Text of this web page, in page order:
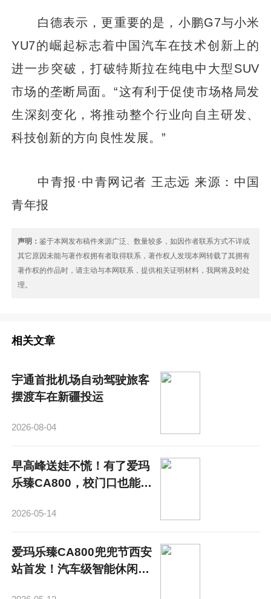
白德表示，更重要的是，小鹏G7与小米
YU7的崛起标志着中国汽车在技术创新上的
进一步突破，打破特斯拉在纯电中大型SUV
市场的垄断局面。“这有利于促使市场格局发
生深刻变化，将推动整个行业向自主研发、
科技创新的方向良性发展。”
中青报·中青网记者 王志远 来源：中国
青年报
声明：鉴于本网发布稿件来源广泛、数量较多，如因作者联系方式不详或
其它原因未能与著作权拥有者取得联系，著作权人发现本网转载了其拥有
著作权的作品时，请主动与本网联系，提供相关证明材料，我网将及时处
理。
相关文章
宇通首批机场自动驾驶旅客
摆渡车在新疆投运
2026-08-04
早高峰送娃不慌！有了爱玛
乐臻CA800，校门口也能优
2026-05-14
爱玛乐臻CA800兜兜节西安
站首发！汽车级智能休闲三